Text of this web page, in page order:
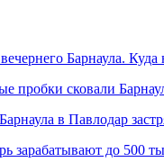
Барнаула. Куда
пробки сковали
в Павлодар
зарабатывают до 500